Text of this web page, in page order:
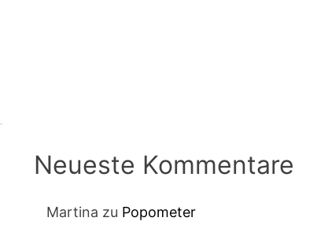
Neueste Kommentare
Martina zu Popometer